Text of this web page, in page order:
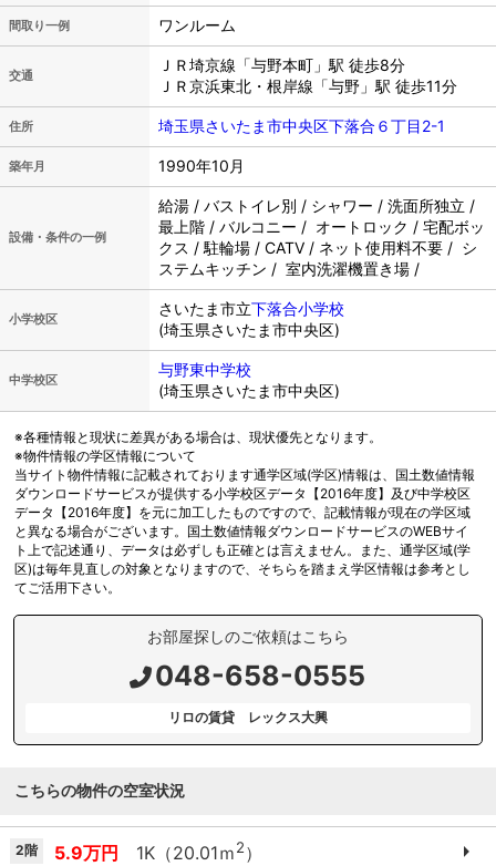
間取り一例 ワンルーム
交通
ＪＲ埼京線「与野本町」駅 徒歩8分
ＪＲ京浜東北・根岸線「与野」駅 徒歩11分
住所 埼玉県さいたま市中央区下落合６丁目2-1
築年月 1990年10月
設備・条件の一例
給湯 / バストイレ別 / シャワー / 洗面所独立 /
最上階 / バルコニー / オートロック / 宅配ボッ
クス / 駐輪場 / CATV / ネット使用料不要 / シ
ステムキッチン / 室内洗濯機置き場 /
小学校区
さいたま市立下落合小学校
(埼玉県さいたま市中央区)
中学校区
与野東中学校
(埼玉県さいたま市中央区)
※各種情報と現状に差異がある場合は、現状優先となります。
※物件情報の学区情報について
当サイト物件情報に記載されております通学区域(学区)情報は、国土数値情報
ダウンロードサービスが提供する小学校区データ【2016年度】及び中学校区
データ【2016年度】を元に加工したものですので、記載情報が現在の学区域
と異なる場合がございます。国土数値情報ダウンロードサービスのWEBサイ
ト上で記述通り、データは必ずしも正確とは言えません。また、通学区域(学
区)は毎年見直しの対象となりますので、そちらを踏まえ学区情報は参考とし
てご活用下さい。
お部屋探しのご依頼はこちら
048-658-0555
リロの賃貸 レックス大興
こちらの物件の空室状況
2階 5.9万円 1K（20.01ｍ2）